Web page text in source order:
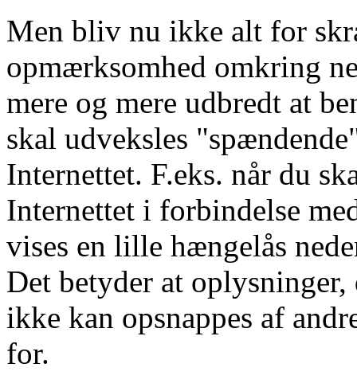
Men bliv nu ikke alt for
opmærksomhed omkring
mere og mere udbredt at
skal udveksles
Internettet. F.eks. når du
Internettet i forbindelse
vises en lille hængelås
Det betyder at
ikke kan opsnappes af
for.